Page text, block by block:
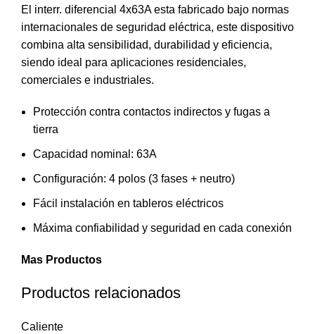
El interr. diferencial 4x63A esta fabricado bajo normas
internacionales de seguridad eléctrica, este dispositivo
combina alta sensibilidad, durabilidad y eficiencia,
siendo ideal para aplicaciones residenciales,
comerciales e industriales.
Protección contra contactos indirectos y fugas a
tierra
Capacidad nominal: 63A
Configuración: 4 polos (3 fases + neutro)
Fácil instalación en tableros eléctricos
Máxima confiabilidad y seguridad en cada conexión
Mas Productos
Productos relacionados
Caliente